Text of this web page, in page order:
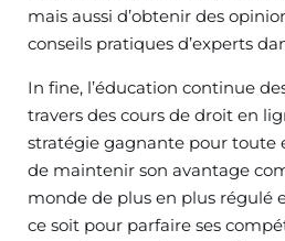
mais aussi d’obtenir des
conseils pratiques d’experts
In fine, l’éducation continue
travers des cours de droit en
stratégie gagnante pour toute
de maintenir son avantage
monde de plus en plus régulé
ce soit pour parfaire ses